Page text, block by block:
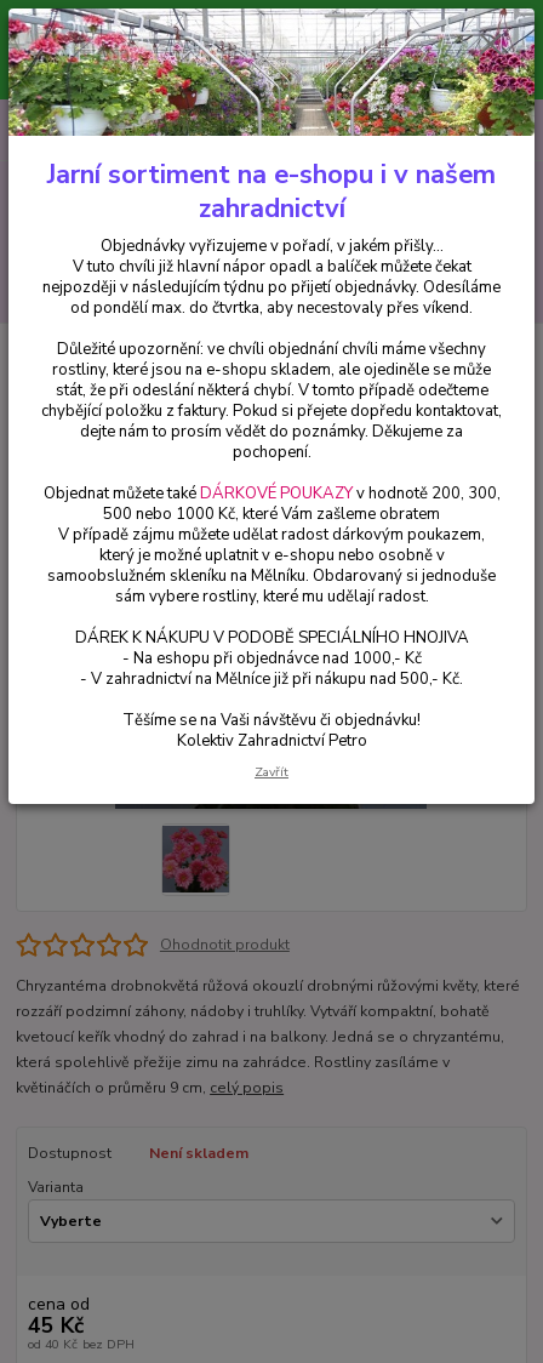
Minimální hodnota pro odeslání z e-shopu je 300 Kč.
V tuto chvíli již hlavní nápor objednávek opadl a balíček můžete čekat
nejpozději v následujícím týdnu po přijetí objednávky. Objednávky
vyřizujeme v pořadí, v jakém přišly...
CZK
Hledat
+420 602 223 614 0ks
za0 Kč
Chryzantémy Chryzantéma -drobnokvětá růžová - 3229
Chryzantéma -drobnokvětá
růžová - 3229
Ohodnotit produkt
Chryzantéma drobnokvětá růžová okouzlí drobnými růžovými květy, které
rozzáří podzimní záhony, nádoby i truhlíky. Vytváří kompaktní, bohatě
kvetoucí keřík vhodný do zahrad i na balkony. Jedná se o chryzantému,
která spolehlivě přežije zimu na zahrádce. Rostliny zasíláme v
květináčích o průměru 9 cm, celý popis
Dostupnost
Není skladem
Varianta
cena od
45 Kč
od 40 Kč bez DPH
Jarní sortiment na e-shopu i v našem
zahradnictví
Objednávky vyřizujeme v pořadí, v jakém přišly...
V tuto chvíli již hlavní nápor opadl a balíček můžete čekat
nejpozději v následujícím týdnu po přijetí objednávky. Odesíláme
od pondělí max. do čtvrtka, aby necestovaly přes víkend.
Důležité upozornění: ve chvíli objednání chvíli máme všechny
rostliny, které jsou na e-shopu skladem, ale ojediněle se může
stát, že při odeslání některá chybí. V tomto případě odečteme
chybějící položku z faktury. Pokud si přejete dopředu kontaktovat,
dejte nám to prosím vědět do poznámky. Děkujeme za
pochopení.
Objednat můžete takéDÁRKOVÉ POUKAZYv hodnotě 200, 300,
500 nebo 1000 Kč, které Vám zašleme obratem
V případě zájmu můžete udělat radost dárkovým poukazem,
který je možné uplatnit v e-shopu nebo osobně v
samoobslužném skleníku na Mělníku. Obdarovaný si jednoduše
sám vybere rostliny, které mu udělají radost.
DÁREK K NÁKUPU V PODOBĚ SPECIÁLNÍHO HNOJIVA
- Na eshopu při objednávce nad 1000,- Kč
- V zahradnictví na Mělníce již při nákupu nad 500,- Kč.
Těšíme se na Vaši návštěvu či objednávku!
Kolektiv Zahradnictví Petro
Zavřít